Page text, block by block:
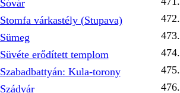
Sóvár
Stomfa várkastély (Stupava)
Sümeg
Süvéte erődített templom
Szabadbattyán: Kula-torony
Szádvár